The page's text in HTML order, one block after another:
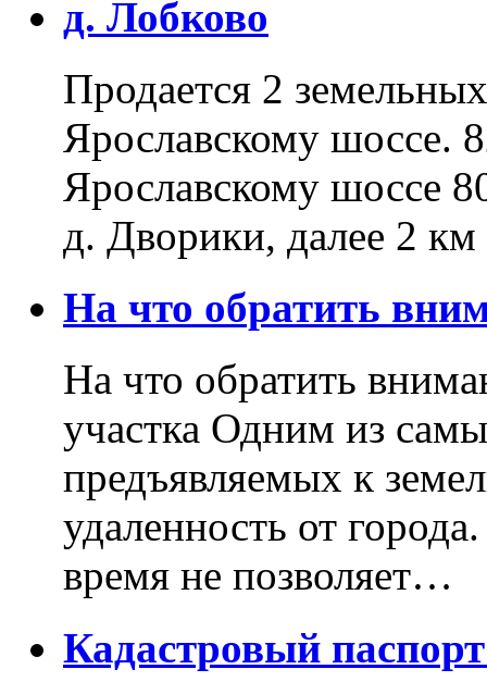
д. Лобково
Продается 2
Ярославскому
Ярославскому шоссе
д. Дворики, далее 2
На что обратить
На что обратить
участка Одним из
предъявляемых к
удаленность от
время не позволяет…
Кадастровый